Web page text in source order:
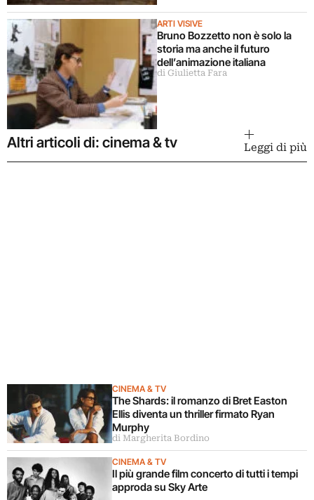
ARTI VISIVE
Bruno Bozzetto non è solo la
storia ma anche il futuro
dell’animazione italiana
di Giulietta Fara
Altri articoli di: cinema & tv Leggi di più
CINEMA & TV
The Shards: il romanzo di Bret Easton
Ellis diventa un thriller firmato Ryan
Murphy
di Margherita Bordino
CINEMA & TV
Il più grande film concerto di tutti i tempi
approda su Sky Arte